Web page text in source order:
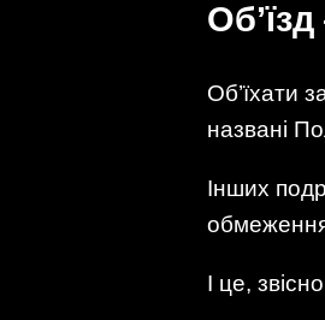
Об’їхати
названі
Інших
обмеження
І це,